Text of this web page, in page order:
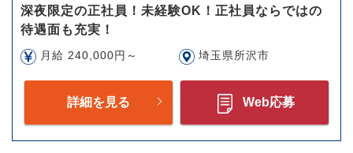
深夜限定の正社員！未経験OK！正社員ならではの
待遇面も充実！
月給 240,000円～ 埼玉県所沢市
詳細を見る Web応募